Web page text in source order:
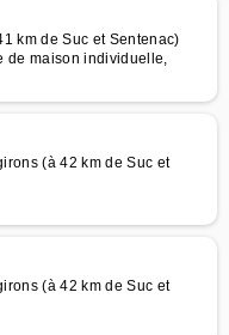
km de Suc et Sentenac)
de maison individuelle,
(à 42 km de Suc et
(à 42 km de Suc et